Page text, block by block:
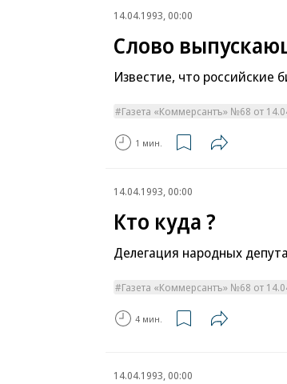
14.04.1993, 00:00
Слово
Известие, что российские
Газета «Коммерсантъ» №68 от
1 мин.
14.04.1993, 00:00
Кто куда ?
Делегация народных
Газета «Коммерсантъ» №68 от
4 мин.
14.04.1993, 00:00